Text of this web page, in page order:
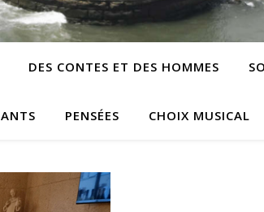
DES CONTES ET DES HOMMES
PENSÉES CHOIX MUSICAL